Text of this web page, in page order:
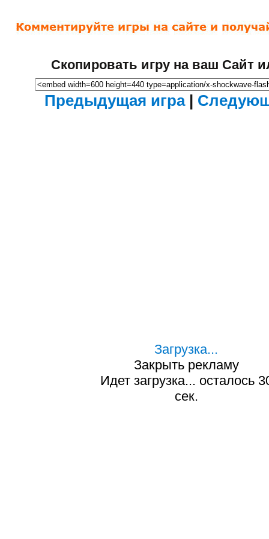
Загрузка...
Закрыть рекламу
Идет загрузка... осталось
сек.
Скопировать игру на ваш Сайт
Предыдущая игра|